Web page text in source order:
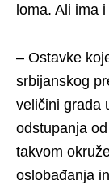
loma. Ali ima
– Ostavke
srbijanskog
veličini grada
odstupanja
takvom
oslobađanja